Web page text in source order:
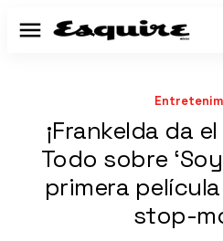
Menú
¡Frankelda da
Todo sobre
primera
stop-